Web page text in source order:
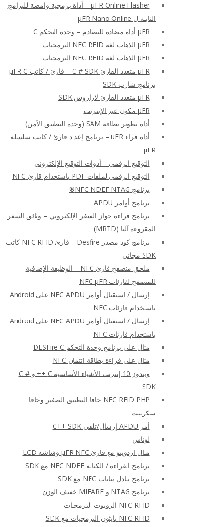
μFR Online Flasher – أداة برمجية وامضة للبرامج
الثابتة ل μFR Nano Online
μFR أداة مضادة للتصادم – وحدة التحكم C
μFR الذهاب لغة NFC RFID البرمجيات
μFR الذهاب لغة NFC RFID البرمجيات
μFR متعدد القارئ C # SDK – قارئ / كاتب μFR C
برنامج شارب SDK
μFR متعدد القارئ لازاروس SDK
μFR مكون عبر الإنترنت
أداة تطوير بطاقة SAM (وحدة التطبيق الآمن)
أداة قراء uFR – برنامج إعداد قارئ / كاتب سلسلة
μFR
التوقيع الرقمي – أدوات التوقيع الإلكتروني
التوقيع الرقمي لملفات PDF باستخدام قارئ NFC
برنامج NFC NDEF NTAG®
برنامج أوامر APDU
برنامج قراءة جواز السفر الإلكتروني – وثائق السفر
المقروءة آليا (MRTD)
برنامج كود مصدر Desfire – قارئ NFC RFID كاتب
SDK مجاني
ملحق متصفح قارئ NFC – الوظيفة الإضافية
للمتصفح لقارئات NFC μFR
إرسال / استقبال أوامر NFC APDU على Android
باستخدام قارئات NFC
إرسال / استقبال أوامر NFC APDU على Android
باستخدام قارئات NFC
مثال على برنامج وحدة التحكم DESFire C
مثال على قراءة بطاقة ائتمان NFC
ويندوز 10 إنترنت الأشياء الأساسية C ++ و C #
SDK
NFC RFID PHP جافا التطبيق الصغير وجافا
سكريبت
أمر APDU إرسال/تلقي C++ SDK
لوناس
مثال اردوينو مع قارئ μFR NFC وشاشة LCD
برنامج القراءة / الكتابة NFC NDEF مع SDK
برنامج تبادل بيانات NFC مع SDK
برنامج NTAG و MIFARE خفيف الوزن
NFC RFID الروبوت البرمجيات
NFC RFID بايثون البرمجيات مع SDK